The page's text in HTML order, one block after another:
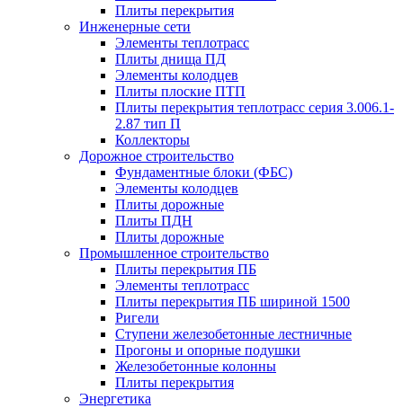
Плиты перекрытия
Инженерные сети
Элементы теплотрасс
Плиты днища ПД
Элементы колодцев
Плиты плоские ПТП
Плиты перекрытия теплотрасс серия 3.006.1-
2.87 тип П
Коллекторы
Дорожное строительство
Фундаментные блоки (ФБС)
Элементы колодцев
Плиты дорожные
Плиты ПДН
Плиты дорожные
Промышленное строительство
Плиты перекрытия ПБ
Элементы теплотрасс
Плиты перекрытия ПБ шириной 1500
Ригели
Ступени железобетонные лестничные
Прогоны и опорные подушки
Железобетонные колонны
Плиты перекрытия
Энергетика